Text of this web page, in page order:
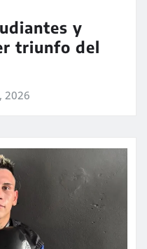
y
triunfo del
2026